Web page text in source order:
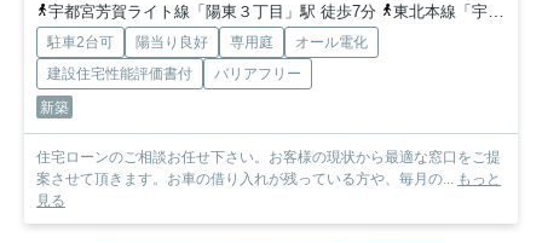
宇都宮芳賀ライト線「陽東３丁目」駅 徒歩7分
東北本線「宇都宮」駅 徒歩36分
駐車2台可 陽当り良好 専用庭
オール電化
建設住宅性能評価書付
バリアフリー
新築
住宅ローンのご相談お任せ下さい。お客様の現状から最適な窓口をご提
案させて頂きます。お車の借り入れが残っている方や、毎月の... もっと
見る